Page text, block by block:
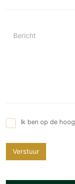
Bericht
Ik ben op de
Verstuur